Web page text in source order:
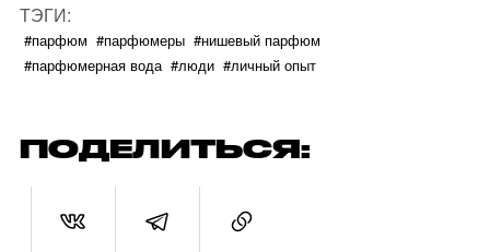
ТЭГИ:
#парфюм #парфюмеры #нишевый парфюм
#парфюмерная вода #люди #личный опыт
ПОДЕЛИТЬСЯ: